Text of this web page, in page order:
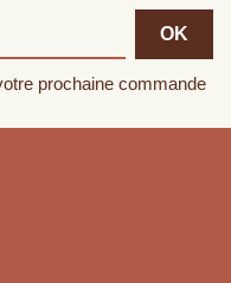
prochaine commande